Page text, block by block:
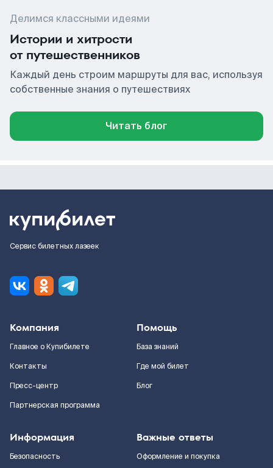
Делимся классными идеями
Истории и хитрости
от путешественников
Каждый день строим маршруты для вас, используя
собственные знания о путешествиях
Читать блог
Сервис билетных лазеек
Компания
Главное о Купибилете
Контакты
Пресс-центр
Партнерская программа
Помощь
База знаний
Где мой билет
Блог
Информация
Безопасность
Важные ответы
Оформление и покупка